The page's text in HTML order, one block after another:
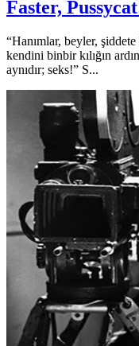
Faster,
“Hanımlar, beyler,
kendini binbir kılığın
aynıdır; seks!” S...